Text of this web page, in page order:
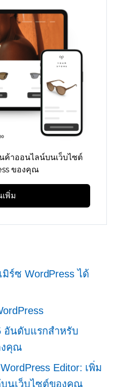
ค้าออนไลน์บนเว็บไซต์
ของคุณ
พิ่ม
ร์ซ WordPress ได้
อันดับแรกสำหรับ
งคุณ
Editor: เพิ่ม
บนเว็บไซต์ของคุณ